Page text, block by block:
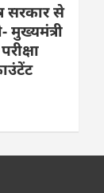
सरकार से
मुख्यमंत्री